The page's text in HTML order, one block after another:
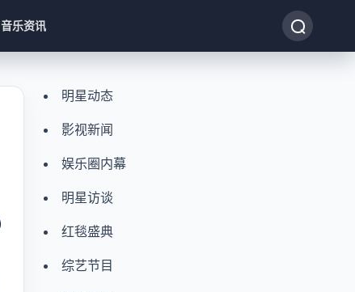
音乐资讯
明星动态
影视新闻
娱乐圈内幕
明星访谈
红毯盛典
综艺节目